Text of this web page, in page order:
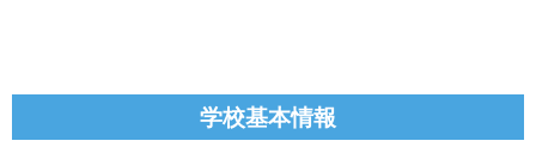
学校基本情報